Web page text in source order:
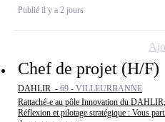
Publié il y a 2 jours
Chef de projet (H/F)
DAHLIR - 69 - VILLEURBANNE
Rattaché-e au pôle Innovation du
Réflexion et pilotage stratégique : Vous